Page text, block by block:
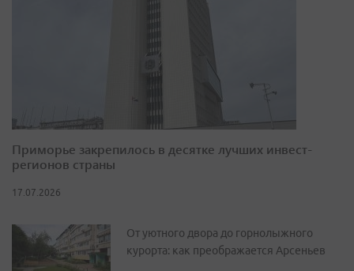
Приморье закрепилось в десятке лучших инвест-
регионов страны
17.07.2026
От уютного двора до горнолыжного
курорта: как преображается Арсеньев